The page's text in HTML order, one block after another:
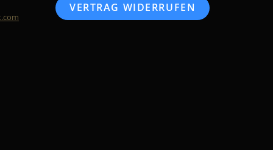
VERTRAG WIDERRUFEN